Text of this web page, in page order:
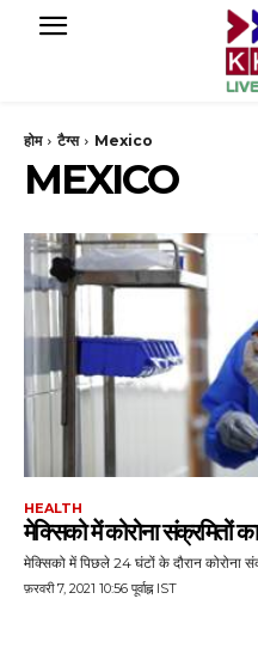
होम टैग्स Mexico
MEXICO
HEALTH
मेक्सिको में कोरोना संक्रमितों
मेक्सिको में पिछले 24 घंटों के दौरान
फ़रवरी 7, 2021 10:56 पूर्वाह्न IST